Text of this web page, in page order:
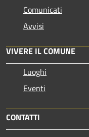
Comunicati
Avvisi
VIVERE IL COMUNE
Luoghi
Eventi
CONTATTI